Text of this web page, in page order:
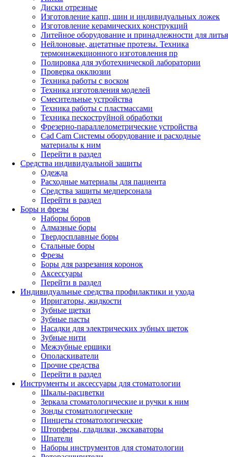
Диски отрезные
Изготовление капп, шин и индивидуальных ложек
Изготовление керамических конструкций
Литейное оборудование и принадлежности для литья
Нейлоновые, ацетатные протезы. Техника
термоинжекционного изготовления пр
Полировка для зуботехнической лаборатории
Проверка окклюзии
Техника работы с воском
Техника изготовления моделей
Смесительные устройства
Техника работы с пластмассами
Техника пескоструйной обработки
Фрезерно-параллелометрические устройства
Cad Cam Системы оборудование и расходные
материалы к ним
Перейти в раздел
Средства индивидуальной защиты
Одежда
Расходные материалы для пациента
Средства защиты медперсонала
Перейти в раздел
Боры и фрезы
Наборы боров
Алмазные боры
Твердосплавные боры
Стальные боры
Фрезы
Боры для разрезания коронок
Аксессуары
Перейти в раздел
Индивидуальные средства профилактики и ухода
Ирригаторы, жидкости
Зубные щетки
Зубные пасты
Насадки для электрических зубных щеток
Зубные нити
Межзубные ершики
Ополаскиватели
Прочие средства
Перейти в раздел
Инструменты и аксессуары для стоматологии
Шкалы-расцветки
Зеркала стоматологические и ручки к ним
Зонды стоматологические
Пинцеты стоматологические
Штопферы, гладилки, экскаваторы
Шпатели
Наборы инструментов для стоматологии